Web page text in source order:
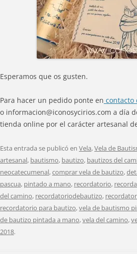
Esperamos que os gusten.
Para hacer un pedido ponte en contacto
o informacion@iconosycirios.com a día
tienda online por el carácter artesanal
Esta entrada se publicó en Vela,Vela de
artesanal, bautismo, bautizo, bautizos del
neocatecumenal,comprar vela de bautizo,
pascua, pintado a mano, recordatorio,
del camino, recordatoriodebautizo,
recordatorio para bautizo,vela de bautismo
de bautizo pintada a mano,vela del camino,
2018.